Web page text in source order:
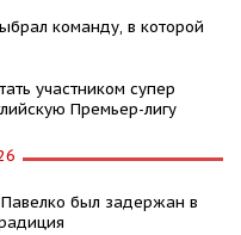
команду, в которой
участником супер
Премьер-лигу
был задержан в